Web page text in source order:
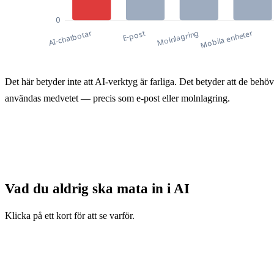
Källor till företagsdataläckor 2025
Mobila enheter 28
Det här betyder inte att AI-verktyg är farliga. Det betyder att de
användas medvetet — precis som e-post eller molnlagring.
Vad du aldrig ska mata in i AI
Klicka på ett kort för att se varför.